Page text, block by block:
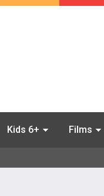
Kids 6+ Films